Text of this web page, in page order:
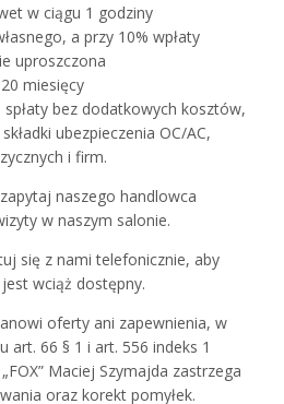
w ciągu 1 godziny
a przy 10% wpłaty
uproszczona
miesięcy
bez dodatkowych kosztów,
ubezpieczenia OC/AC,
i firm.
naszego handlowca
w naszym salonie.
się z nami telefonicznie, aby
wciąż dostępny.
oferty ani zapewnienia, w
art. 66 § 1 i art. 556 indeks 1
Maciej Szymajda zastrzega
oraz korekt pomyłek.